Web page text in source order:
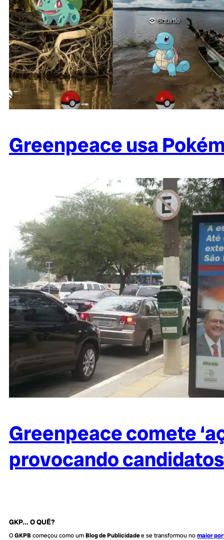
Greenpeace usa
Greenpeace comete
provocando
GKP... O QUÊ?
OGKPBcomeçou como umBlog de Publicidadee se transformou nomaior